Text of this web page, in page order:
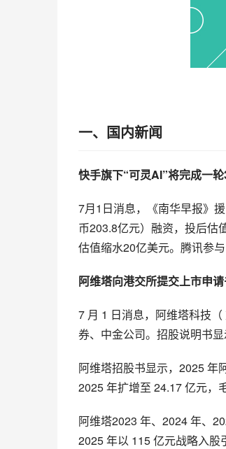
一、国内新闻
快手旗下“可灵AI”将完成一
7月1日消息，《南华早报》
币203.8亿元）融资，投后估
估值缩水20亿美元。腾讯参与
阿维塔向港交所提交上市申
7 月 1 日消息，阿维塔科技
券、中金公司。招股说明书
阿维塔招股书显示，2025 年
2025 年扩增至 24.17 亿元，
阿维塔2023 年、2024 年、
2025 年以 115 亿元战略入股